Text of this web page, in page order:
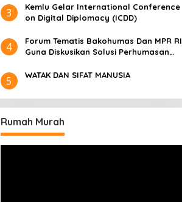
3
​Kemlu Gelar International Conference
on Digital Diplomacy (ICDD)
4
Forum Tematis Bakohumas Dan MPR RI
Guna Diskusikan Solusi Perhumasan
Masing
5 WATAK DAN SIFAT MANUSIA
Rumah Murah